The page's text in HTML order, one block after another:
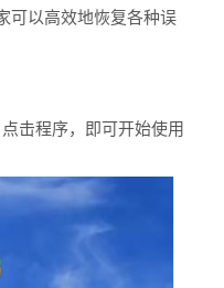
可以高效地恢复各种误
击程序，即可开始使用